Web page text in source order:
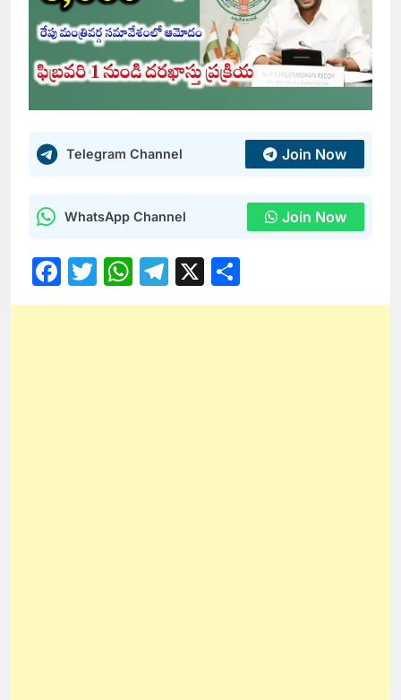
Telegram Channel Join Now
WhatsApp Channel Join Now
Facebook
Twitter
WhatsApp
Telegram
X